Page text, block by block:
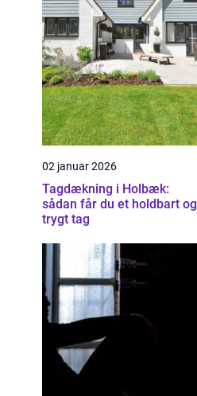
02 januar 2026
Tagdækning i Holbæk:
sådan får du et holdbart og
trygt tag